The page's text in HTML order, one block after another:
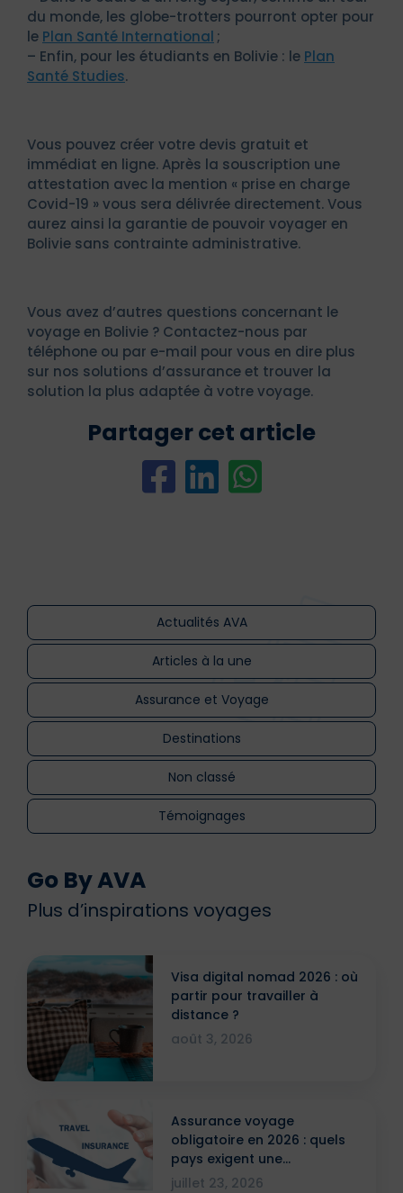
du monde, les globe-trotters pourront opter pour
le Plan Santé International ;
– Enfin, pour les étudiants en Bolivie : le Plan
Santé Studies.
Vous pouvez créer votre devis gratuit et
immédiat en ligne. Après la souscription une
attestation avec la mention « prise en charge
Covid-19 » vous sera délivrée directement. Vous
aurez ainsi la garantie de pouvoir voyager en
Bolivie sans contrainte administrative.
Vous avez d’autres questions concernant le
voyage en Bolivie ? Contactez-nous par
téléphone ou par e-mail pour vous en dire plus
sur nos solutions d’assurance et trouver la
solution la plus adaptée à votre voyage.
Partager cet article
Actualités AVA
Articles à la une
Assurance et Voyage
Destinations
Non classé
Témoignages
Go By AVA
Plus d’inspirations voyages
Visa digital nomad 2026 : où
partir pour travailler à
distance ?
août 3, 2026
Assurance voyage
obligatoire en 2026 : quels
pays exigent une
attestation ?
juillet 23, 2026